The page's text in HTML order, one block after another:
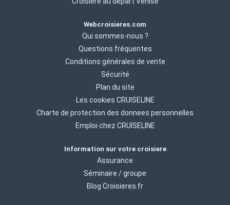
Webcroisieres.com
Qui sommes-nous ?
Questions fréquentes
Conditions générales de vente
Sécurité
Plan du site
Les cookies CRUISELINE
Charte de protection des donnees personnelles
Emploi chez CRUISELINE
Information sur votre croisiere
Assurance
Séminaire / groupe
Blog Croisieres.fr